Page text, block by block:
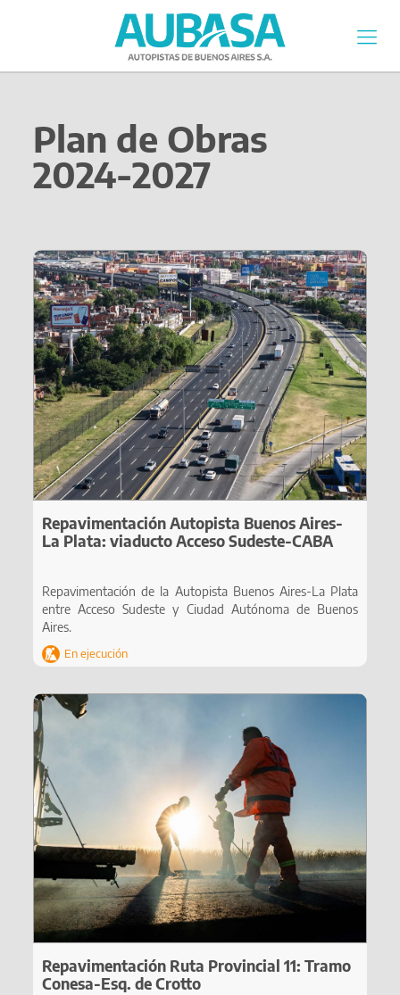
Plan de Obras
2024-2027
Repavimentación Autopista Buenos Aires-
La Plata: viaducto Acceso Sudeste-CABA
Repavimentación de la Autopista Buenos Aires-La Plata
entre Acceso Sudeste y Ciudad Autónoma de Buenos
Aires.
En ejecución
Repavimentación Ruta Provincial 11: Tramo
Conesa-Esq. de Crotto